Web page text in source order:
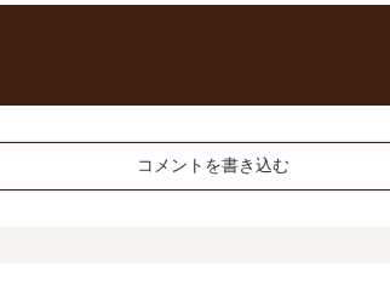
コメントを書き込む